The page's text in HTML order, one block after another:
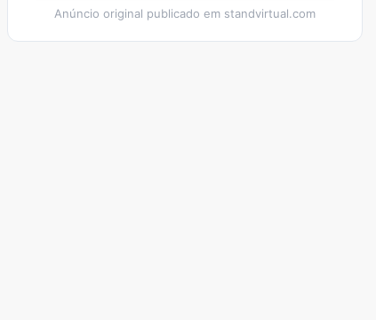
Anúncio original publicado em standvirtual.com